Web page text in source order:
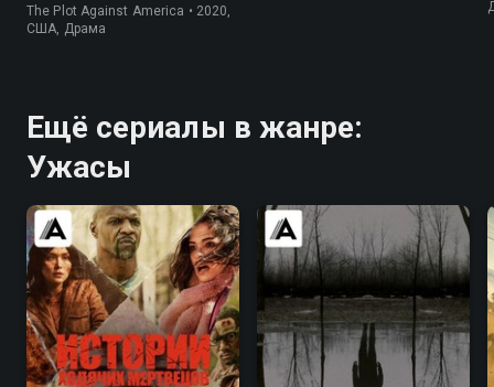
The Plot Against America • 2020,
США, Драма
Ещё сериалы в жанре:
Ужасы